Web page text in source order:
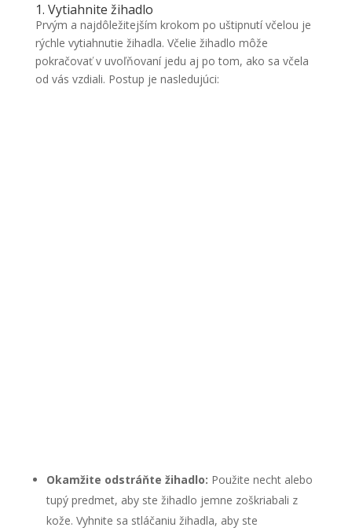
1. Vytiahnite žihadlo
Prvým a najdôležitejším krokom po uštipnutí včelou je
rýchle vytiahnutie žihadla. Včelie žihadlo môže
pokračovať v uvoľňovaní jedu aj po tom, ako sa včela
od vás vzdiali. Postup je nasledujúci:
Okamžite odstráňte žihadlo: Použite necht alebo
tupý predmet, aby ste žihadlo jemne zoškriabali z
kože. Vyhnite sa stláčaniu žihadla, aby ste